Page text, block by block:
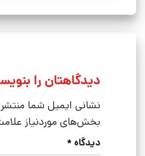
دیدگاهتان را
نشانی ایمیل شما
بخش‌های موردنیاز
دیدگاه *